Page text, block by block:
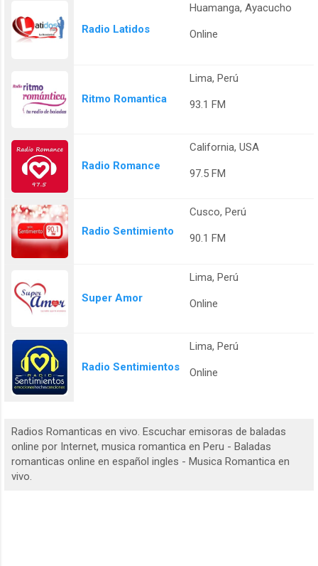
Radio Latidos
Huamanga, Ayacucho
Online
Ritmo Romantica
Lima, Perú
93.1 FM
Radio Romance
California, USA
97.5 FM
Radio Sentimiento
Cusco, Perú
90.1 FM
Super Amor
Lima, Perú
Online
Radio Sentimientos
Lima, Perú
Online
Radios Romanticas en vivo. Escuchar emisoras de baladas
online por Internet, musica romantica en Peru - Baladas
romanticas online en español ingles - Musica Romantica en
vivo.